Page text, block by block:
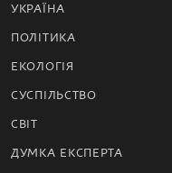
УКРАЇНА
ПОЛІТИКА
ЕКОЛОГІЯ
СУСПІЛЬСТВО
СВІТ
ДУМКА ЕКСПЕРТА